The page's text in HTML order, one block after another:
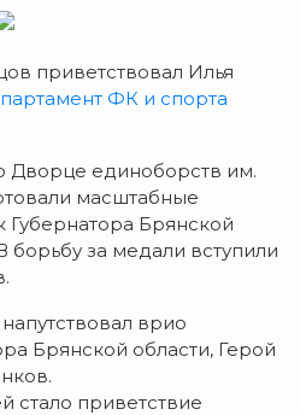
приветствовал Илья
ФК и спорта
Дворце единоборств им.
масштабные
Брянской
борьбу за медали вступили
врио
Брянской области, Герой
стало приветствие